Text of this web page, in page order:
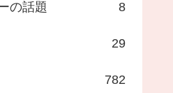
の話題 8
29
782